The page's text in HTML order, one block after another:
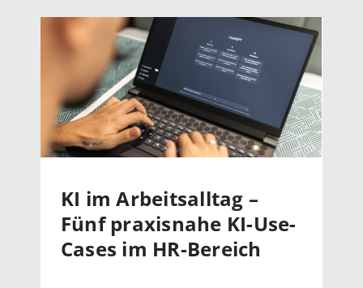
KI im Arbeitsalltag –
Fünf praxisnahe KI-Use-
Cases im HR-Bereich